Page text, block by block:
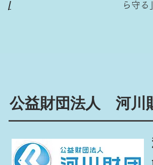
/
ら守
公益財団法人 河川